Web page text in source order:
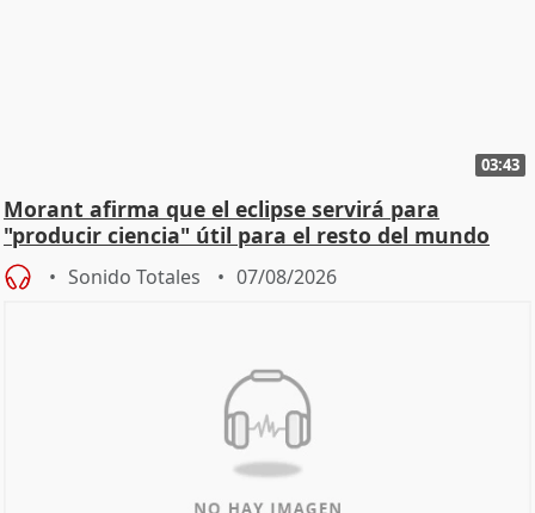
03:43
Morant afirma que el eclipse servirá para
"producir ciencia" útil para el resto del mundo
Sonido Totales 07/08/2026